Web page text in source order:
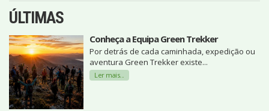
ÚLTIMAS
Conheça a Equipa Green Trekker
Por detrás de cada caminhada, expedição ou
aventura Green Trekker existe...
Ler mais...